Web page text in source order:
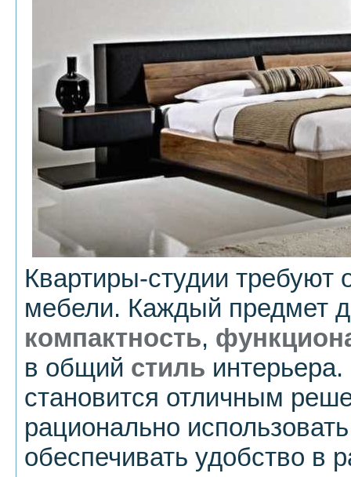
Квартиры-студии требуют
мебели. Каждый предмет
компактность,
в общий стиль
становится отличным
рационально
обеспечивать удобство в